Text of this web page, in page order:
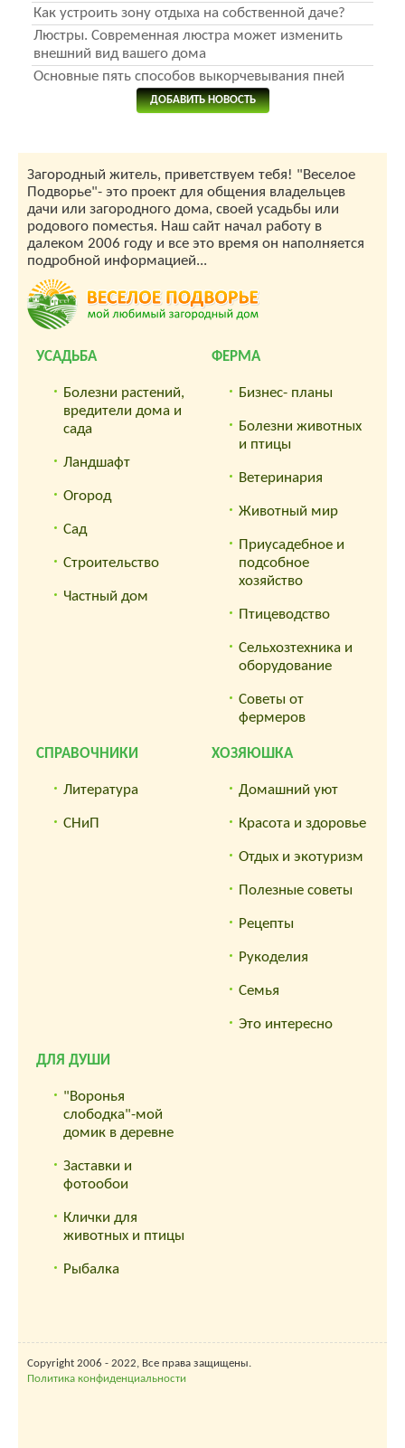
Как устроить зону отдыха на собственной даче?
Люстры. Современная люстра может изменить
внешний вид вашего дома
Основные пять способов выкорчевывания пней
ДОБАВИТЬ НОВОСТЬ
Загородный житель, приветствуем тебя! "Веселое
Подворье"- это проект для общения владельцев
дачи или загородного дома, своей усадьбы или
родового поместья. Наш сайт начал работу в
далеком 2006 году и все это время он наполняется
подробной информацией...
УСАДЬБА
Болезни растений,
вредители дома и
сада
Ландшафт
Огород
Сад
Строительство
Частный дом
ФЕРМА
Бизнес- планы
Болезни животных
и птицы
Ветеринария
Животный мир
Приусадебное и
подсобное
хозяйство
Птицеводство
Сельхозтехника и
оборудование
Советы от
фермеров
СПРАВОЧНИКИ
Литература
СНиП
ХОЗЯЮШКА
Домашний уют
Красота и здоровье
Отдых и экотуризм
Полезные советы
Рецепты
Рукоделия
Семья
Это интересно
ДЛЯ ДУШИ
"Воронья
слободка"-мой
домик в деревне
Заставки и
фотообои
Клички для
животных и птицы
Рыбалка
Copyright 2006 - 2022, Все права защищены.
Политика конфиденциальности